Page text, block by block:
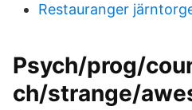
Restauranger
Psych/prog/
ch/strange/